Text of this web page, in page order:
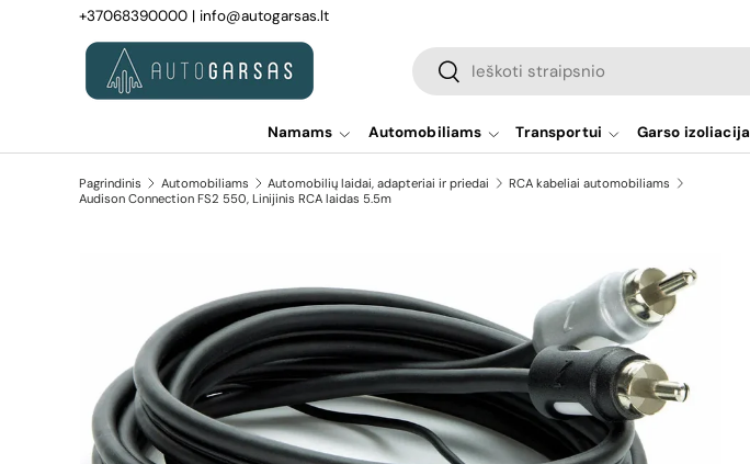
Pereiti prie turinio
+37068390000 | info@autogarsas.lt
Paieška
Paieška
Namams Automobiliams Transportui Garso izoliacija
Pagrindinis Automobiliams Automobilių laidai, adapteriai ir priedai
RCA kabeliai automobiliams
Audison Connection FS2 550, Linijinis RCA laidas 5.5m